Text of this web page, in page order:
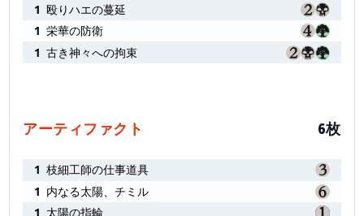
1 殴りハエの蔓延
1 栄華の防衛
1 古き神々への拘束
アーティファクト 6枚
1 枝細工師の仕事道具
1 内なる太陽、チミル
1 太陽の指輪